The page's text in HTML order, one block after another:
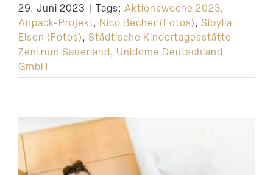
Suche
29. Juni 2023 | Tags: Aktionswoche 2023,
Anpack-Projekt, Nico Becher (Fotos), Sibylla
Eisen (Fotos), Städtische Kindertagesstätte
Zentrum Sauerland, Unidome Deutschland
GmbH